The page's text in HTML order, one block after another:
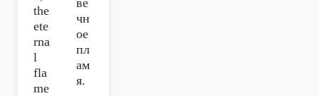
the
ete
rna
l
fla
me
ве
чн
ое
пл
ам
я.